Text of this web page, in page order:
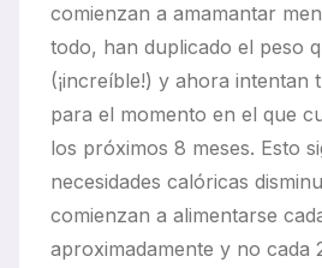
comienzan a amamantar
todo, han duplicado el peso
(¡increíble!) y ahora intentan
para el momento en el que
los próximos 8 meses. Esto
necesidades calóricas
comienzan a alimentarse
aproximadamente y no cada